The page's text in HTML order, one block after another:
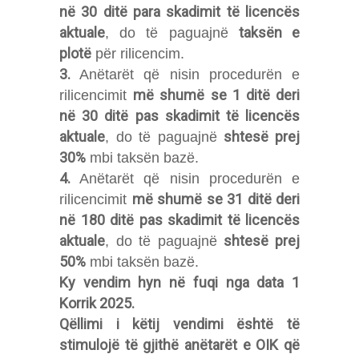
në 30 ditë para skadimit të licencës
aktuale, do të paguajnë taksën e
plotë për rilicencim.
3. Anëtarët që nisin procedurën e
rilicencimit më shumë se 1 ditë deri
në 30 ditë pas skadimit të licencës
aktuale, do të paguajnë shtesë prej
30% mbi taksën bazë.
4. Anëtarët që nisin procedurën e
rilicencimit më shumë se 31 ditë deri
në 180 ditë pas skadimit të licencës
aktuale, do të paguajnë shtesë prej
50% mbi taksën bazë.
Ky vendim hyn në fuqi nga data 1
Korrik 2025.
Qëllimi i këtij vendimi është të
stimulojë të gjithë anëtarët e OIK që